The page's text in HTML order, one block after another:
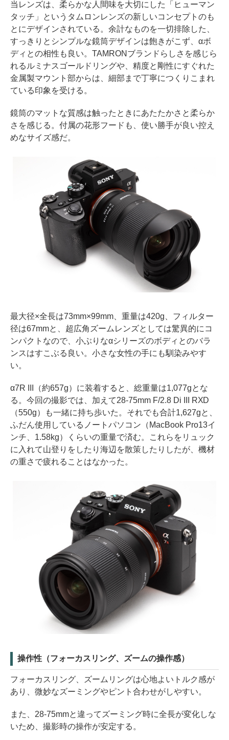
当レンズは、柔らかな人間味を大切にした「ヒューマン
タッチ」というタムロンレンズの新しいコンセプトのも
とにデザインされている。余計なものを一切排除した、
すっきりとシンプルな鏡筒デザインは飽きがこず、αボ
ディとの相性も良い。TAMRONブランドらしさを感じら
れるルミナスゴールドリングや、精度と剛性にすぐれた
金属製マウント部からは、細部まで丁寧につくりこまれ
ている印象を受ける。
鏡筒のマットな質感は触ったときにあたたかさと柔らか
さを感じる。付属の花形フードも、使い勝手が良い控え
めなサイズ感だ。
最大径×全長は73mm×99mm、重量は420g、フィルター
径は67mmと、超広角ズームレンズとしては驚異的にコ
ンパクトなので、小ぶりなαシリーズのボディとのバラ
ンスはすこぶる良い。小さな女性の手にも馴染みやす
い。
α7R III（約657g）に装着すると、総重量は1,077gとな
る。今回の撮影では、加えて28-75mm F/2.8 Di III RXD
（550g）も一緒に持ち歩いた。それでも合計1,627gと、
ふだん使用しているノートパソコン（MacBook Pro13イ
ンチ、1.58kg）くらいの重量で済む。これらをリュック
に入れて山登りをしたり海辺を散策したりしたが、機材
の重さで疲れることはなかった。
操作性（フォーカスリング、ズームの操作感）
フォーカスリング、ズームリングは心地よいトルク感が
あり、微妙なズーミングやピント合わせがしやすい。
また、28-75mmと違ってズーミング時に全長が変化しな
いため、撮影時の操作が安定する。